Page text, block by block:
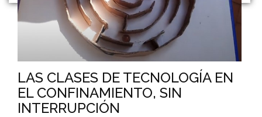
LAS CLASES DE TECNOLOGÍA EN
EL CONFINAMIENTO, SIN
INTERRUPCIÓN